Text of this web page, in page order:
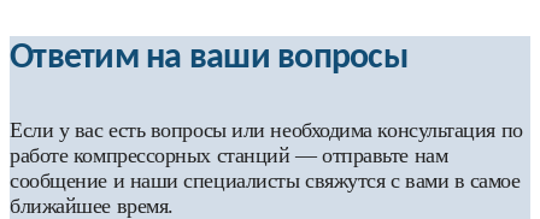
Ответим на ваши вопросы
Если у вас есть вопросы или необходима консультация по
работе компрессорных станций — отправьте нам
сообщение и наши специалисты свяжутся с вами в самое
ближайшее время.